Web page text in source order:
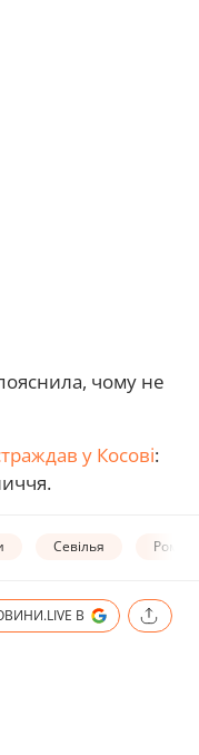
чому не
у Косові:
Севілья Рома
В